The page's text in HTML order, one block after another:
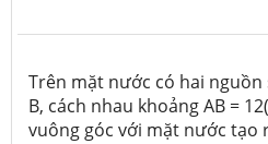
Trên mặt nước có hai nguồn
B, cách nhau khoảng AB =
vuông góc với mặt nước tạo